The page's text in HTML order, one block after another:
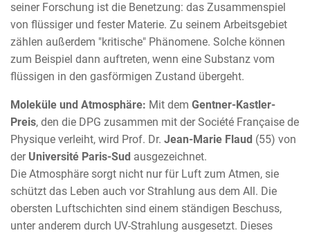
seiner Forschung ist die Benetzung: das Zusammenspiel
von flüssiger und fester Materie. Zu seinem Arbeitsgebiet
zählen außerdem "kritische" Phänomene. Solche können
zum Beispiel dann auftreten, wenn eine Substanz vom
flüssigen in den gasförmigen Zustand übergeht.
Moleküle und Atmosphäre: Mit dem Gentner-Kastler-
Preis, den die DPG zusammen mit der Société Française de
Physique verleiht, wird Prof. Dr. Jean-Marie Flaud (55) von
der Université Paris-Sud ausgezeichnet.
Die Atmosphäre sorgt nicht nur für Luft zum Atmen, sie
schützt das Leben auch vor Strahlung aus dem All. Die
obersten Luftschichten sind einem ständigen Beschuss,
unter anderem durch UV-Strahlung ausgesetzt. Dieses